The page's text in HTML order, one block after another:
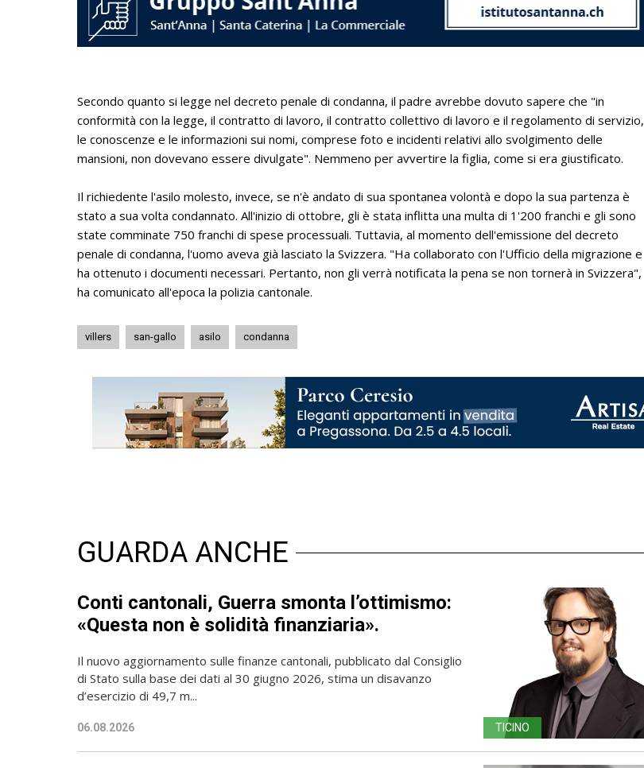
Secondo quanto si legge nel decreto penale di condanna, il padre avrebbe dovuto sapere che "in
conformità con la legge, il contratto di lavoro, il contratto collettivo di lavoro e il regolamento di servizio,
le conoscenze e le informazioni sui nomi, comprese foto e incidenti relativi allo svolgimento delle
mansioni, non dovevano essere divulgate". Nemmeno per avvertire la figlia, come si era giustificato.
Il richiedente l'asilo molesto, invece, se n'è andato di sua spontanea volontà e dopo la sua partenza è
stato a sua volta condannato. All'inizio di ottobre, gli è stata inflitta una multa di 1'200 franchi e gli sono
state comminate 750 franchi di spese processuali. Tuttavia, al momento dell'emissione del decreto
penale di condanna, l'uomo aveva già lasciato la Svizzera. "Ha collaborato con l'Ufficio della migrazione e
ha ottenuto i documenti necessari. Pertanto, non gli verrà notificata la pena se non tornerà in Svizzera",
ha comunicato all'epoca la polizia cantonale.
villers san-gallo asilo condanna
GUARDA ANCHE
Conti cantonali, Guerra smonta l’ottimismo:
«Questa non è solidità finanziaria».
Il nuovo aggiornamento sulle finanze cantonali, pubblicato dal Consiglio
di Stato sulla base dei dati al 30 giugno 2026, stima un disavanzo
d’esercizio di 49,7 m...
06.08.2026 TICINO